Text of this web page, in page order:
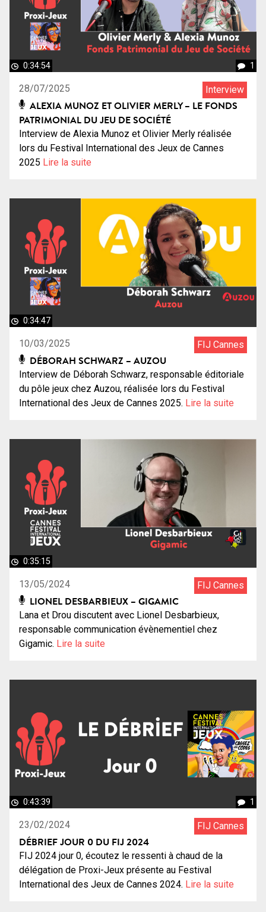
0:34:54 1
28/07/2025 Interview
ALEXIA MUNOZ ET OLIVIER MERLY – LE FONDS
PATRIMONIAL DU JEU DE SOCIÉTÉ
Interview de Alexia Munoz et Olivier Merly réalisée
lors du Festival International des Jeux de Cannes
2025 Lire la suite
0:34:47
10/03/2025 FIJ Cannes
DÉBORAH SCHWARZ – AUZOU
Interview de Déborah Schwarz, responsable éditoriale
du pôle jeux chez Auzou, réalisée lors du Festival
International des Jeux de Cannes 2025. Lire la suite
0:35:15
13/05/2024 FIJ Cannes
LIONEL DESBARBIEUX – GIGAMIC
Lana et Drou discutent avec Lionel Desbarbieux,
responsable communication évènementiel chez
Gigamic. Lire la suite
0:43:39 1
23/02/2024 FIJ Cannes
DÉBRIEF JOUR 0 DU FIJ 2024
FIJ 2024 jour 0, écoutez le ressenti à chaud de la
délégation de Proxi-Jeux présente au Festival
International des Jeux de Cannes 2024. Lire la suite